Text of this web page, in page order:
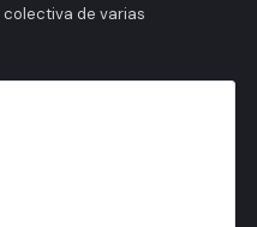
colectiva de varias